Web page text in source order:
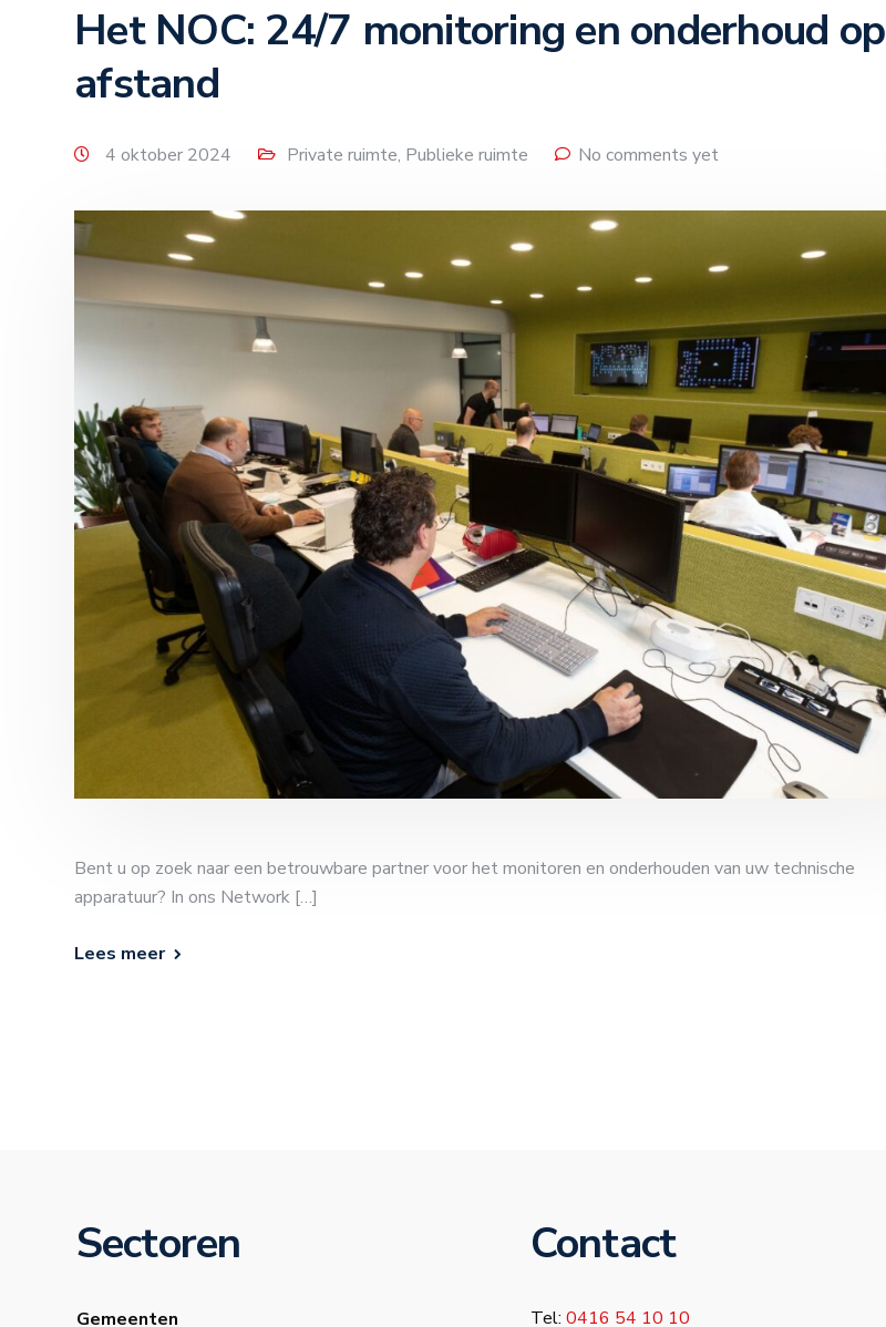
Het NOC: 24/7 monitoring en onderhoud op
afstand
4 oktober 2024 Private ruimte, Publieke ruimte No comments yet
Bent u op zoek naar een betrouwbare partner voor het monitoren en onderhouden van uw technische
apparatuur? In ons Network […]
Lees meer
Sectoren
Gemeenten
Contact
Tel: 0416 54 10 10